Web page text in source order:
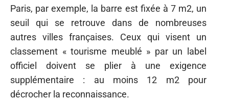
Paris, par exemple, la barre est fixée à 7 m2, un
seuil qui se retrouve dans de nombreuses
autres villes françaises. Ceux qui visent un
classement « tourisme meublé » par un label
officiel doivent se plier à une exigence
supplémentaire : au moins 12 m2 pour
décrocher la reconnaissance.